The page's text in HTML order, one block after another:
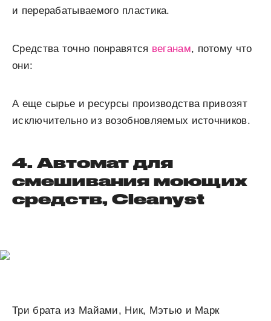
и перерабатываемого пластика.
Средства точно понравятся веганам, потому что
они:
А еще сырье и ресурсы производства привозят
исключительно из возобновляемых источников.
4. Автомат для
смешивания моющих
средств, Cleanyst
Три брата из Майами, Ник, Мэтью и Марк